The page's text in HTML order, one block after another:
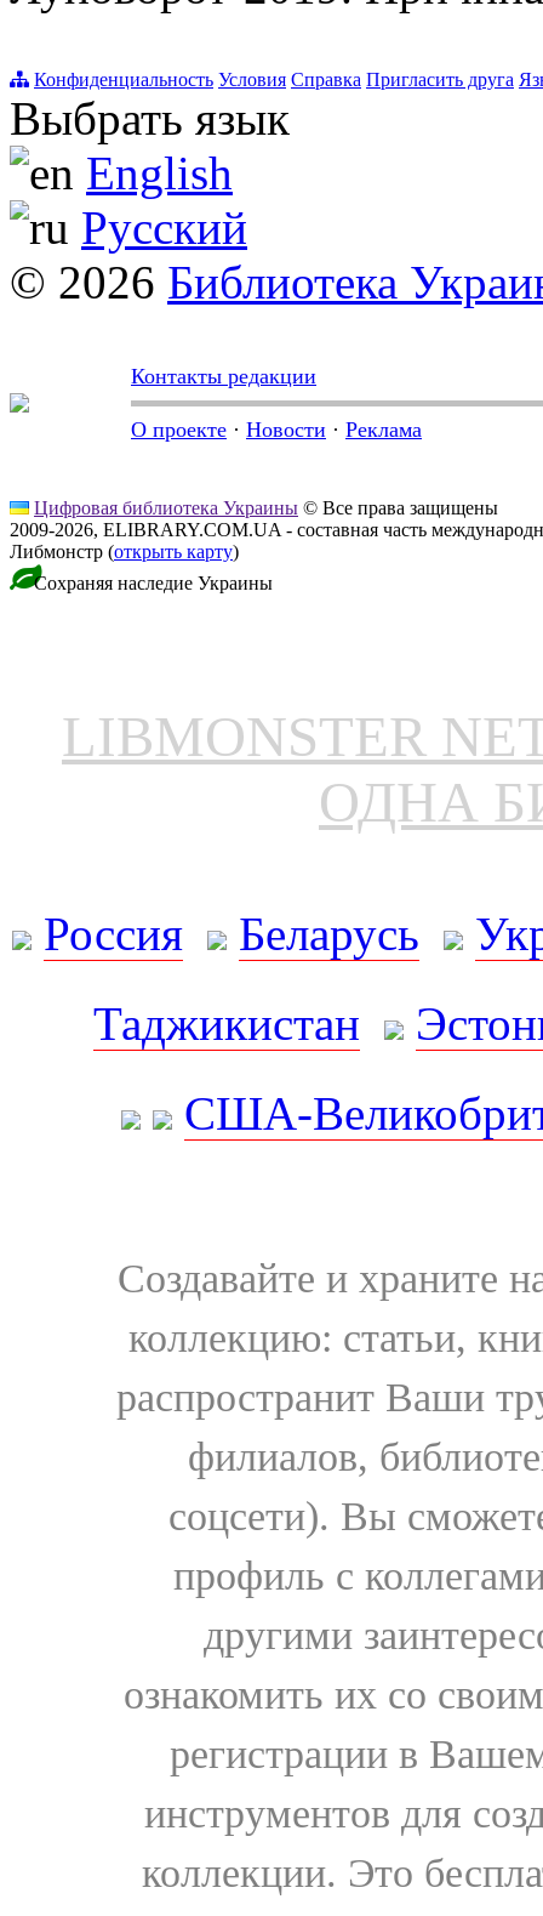
Конфиденциальность Условия Справка Пригласить друга
Выбрать язык
English
Русский
© 2026 Библиотека
Контакты редакции
О проекте · Новости · Реклама
Цифровая библиотека Украины © Все права защищены
2009-2026, ELIBRARY.COM.UA - составная часть
Либмонстр (открыть карту)
Сохраняя наследие Украины
LIBMONSTER
ОДНА
Россия Беларусь
Таджикистан
США-
Создавайте и храните
коллекцию: статьи,
распространит Ваши
филиалов,
соцсети). Вы
профиль с
другими
ознакомить их со
регистрации в
инструментов для
коллекции. Это